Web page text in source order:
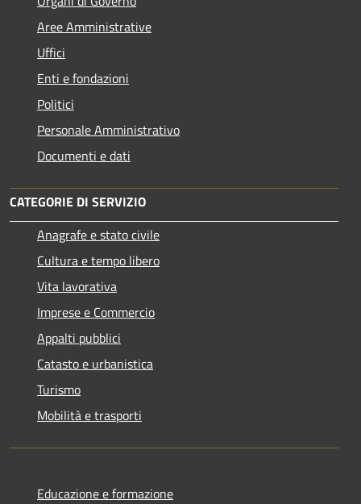
Aree Amministrative
Uffici
Enti e fondazioni
Politici
Personale Amministrativo
Documenti e dati
CATEGORIE DI SERVIZIO
Anagrafe e stato civile
Cultura e tempo libero
Vita lavorativa
Imprese e Commercio
Appalti pubblici
Catasto e urbanistica
Turismo
Mobilità e trasporti
Educazione e formazione